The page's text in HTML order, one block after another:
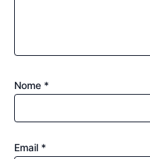
Nome *
Email *